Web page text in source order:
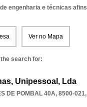
engenharia e técnicas afins
Ver no Mapa
search for:
Unipessoal, Lda
DE POMBAL 40A, 8500-021,